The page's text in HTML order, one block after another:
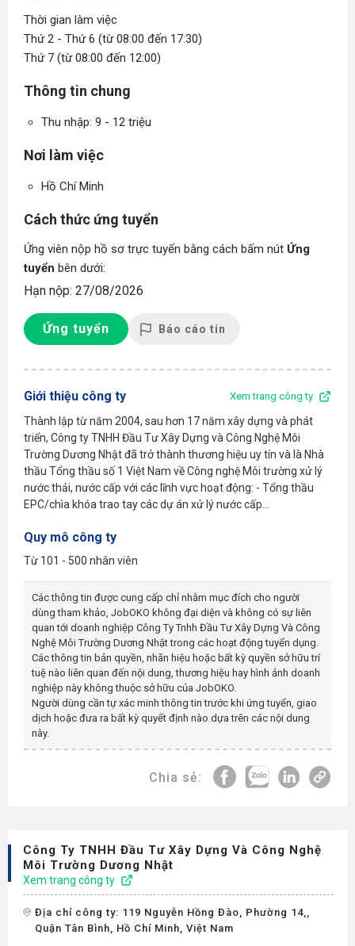
Thời gian làm việc
Thứ 2 - Thứ 6 (từ 08:00 đến 17:30)
Thứ 7 (từ 08:00 đến 12:00)
Thông tin chung
Thu nhập: 9 - 12 triệu
Nơi làm việc
Hồ Chí Minh
Cách thức ứng tuyển
Ứng viên nộp hồ sơ trực tuyến bằng cách bấm nút Ứng
tuyển bên dưới:
Hạn nộp: 27/08/2026
Ứng tuyển Báo cáo tin
Giới thiệu công ty Xem trang công ty
Thành lập từ năm 2004, sau hơn 17 năm xây dựng và phát
triển, Công ty TNHH Đầu Tư Xây Dựng và Công Nghệ Môi
Trường Dương Nhật đã trở thành thương hiệu uy tín và là Nhà
thầu Tổng thầu số 1 Việt Nam về Công nghệ Môi trường xử lý
nước thải, nước cấp với các lĩnh vực hoạt động: - Tổng thầu
EPC/chìa khóa trao tay các dự án xử lý nước cấp...
Quy mô công ty
Từ 101 - 500 nhân viên
Các thông tin được cung cấp chỉ nhằm mục đích cho người
dùng tham khảo, JobOKO không đại diện và không có sự liên
quan tới doanh nghiệp Công Ty Tnhh Đầu Tư Xây Dựng Và Công
Nghệ Môi Trường Dương Nhậttrong các hoạt động tuyển dụng.
Các thông tin bản quyền, nhãn hiệu hoặc bất kỳ quyền sở hữu trí
tuệ nào liên quan đến nội dung, thương hiệu hay hình ảnh doanh
nghiệp này không thuộc sở hữu của JobOKO.
Người dùng cần tự xác minh thông tin trước khi ứng tuyển, giao
dịch hoặc đưa ra bất kỳ quyết định nào dựa trên các nội dung
này.
Chia sẻ:
Công Ty TNHH Đầu Tư Xây Dựng Và Công Nghệ
Môi Trường Dương Nhật
Xem trang công ty
Địa chỉ công ty: 119 Nguyễn Hồng Đào, Phường 14,,
Quận Tân Bình, Hồ Chí Minh, Việt Nam